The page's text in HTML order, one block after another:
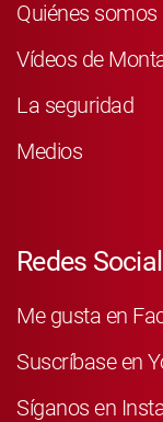
Quiénes somos
Vídeos de
La seguridad
Medios
Redes
Me gusta en
Suscríbase en
Síganos en